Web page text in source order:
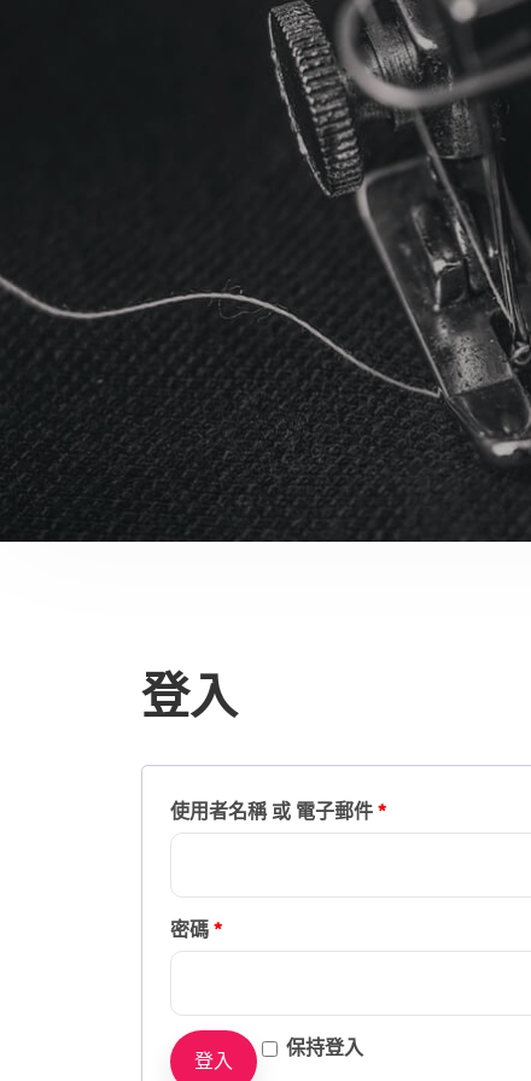
登入
使用者名稱 或 電子郵件*
密碼*
保持登入
登入